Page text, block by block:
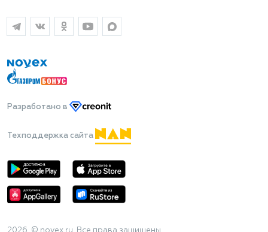
Разработано в
Техподдержка сайта